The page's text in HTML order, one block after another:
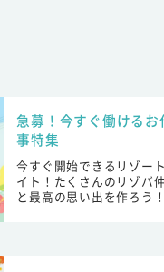
急募！今すぐ働けるお
事特集
今すぐ開始できるリゾー
イト！たくさんのリゾバ
と最高の思い出を作ろう